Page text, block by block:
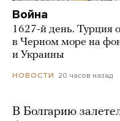
Война
1627-й день. Турция
в Черном море на
и Украины
НОВОСТИ 20 часов назад
В Болгарию